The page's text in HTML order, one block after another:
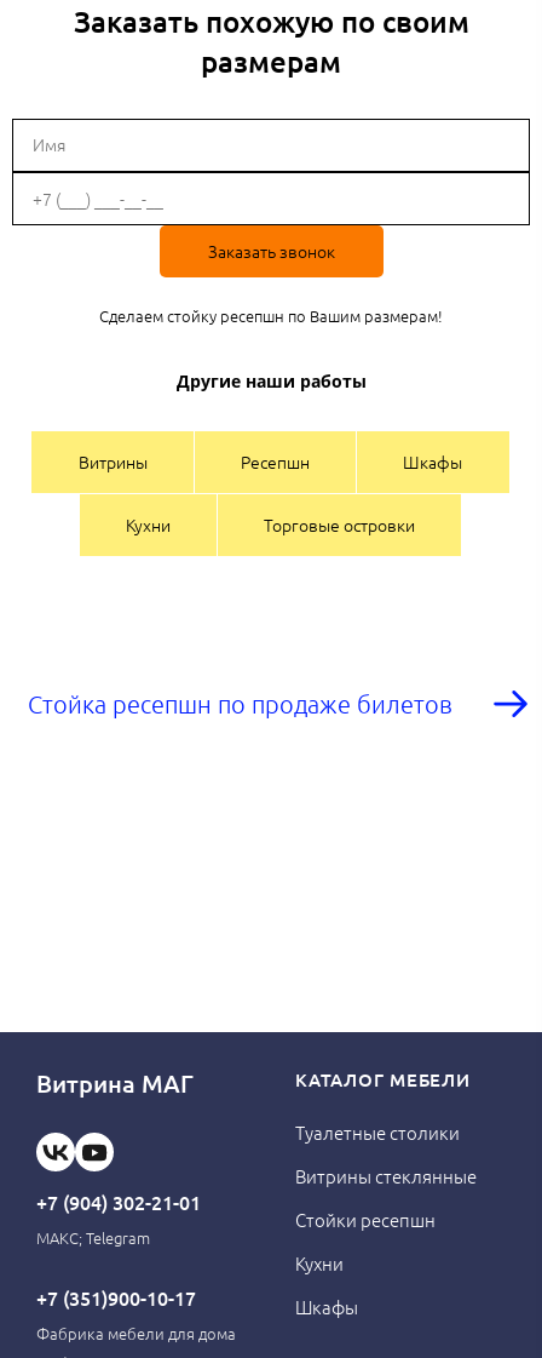
Заказать похожую по своим
размерам
Заказать звонок
Сделаем стойку ресепшн по Вашим размерам!
Другие наши работы
Витрины Ресепшн Шкафы
Кухни Торговые островки
Стойка ресепшн по продаже билетов
Витрина МАГ
+7 (904) 302-21-01
МАКС; Telegram
+7 (351)900-10-17
Фабрика мебели для дома
КАТАЛОГ МЕБЕЛИ
Туалетные столики
Витрины стеклянные
Стойки ресепшн
Кухни
Шкафы